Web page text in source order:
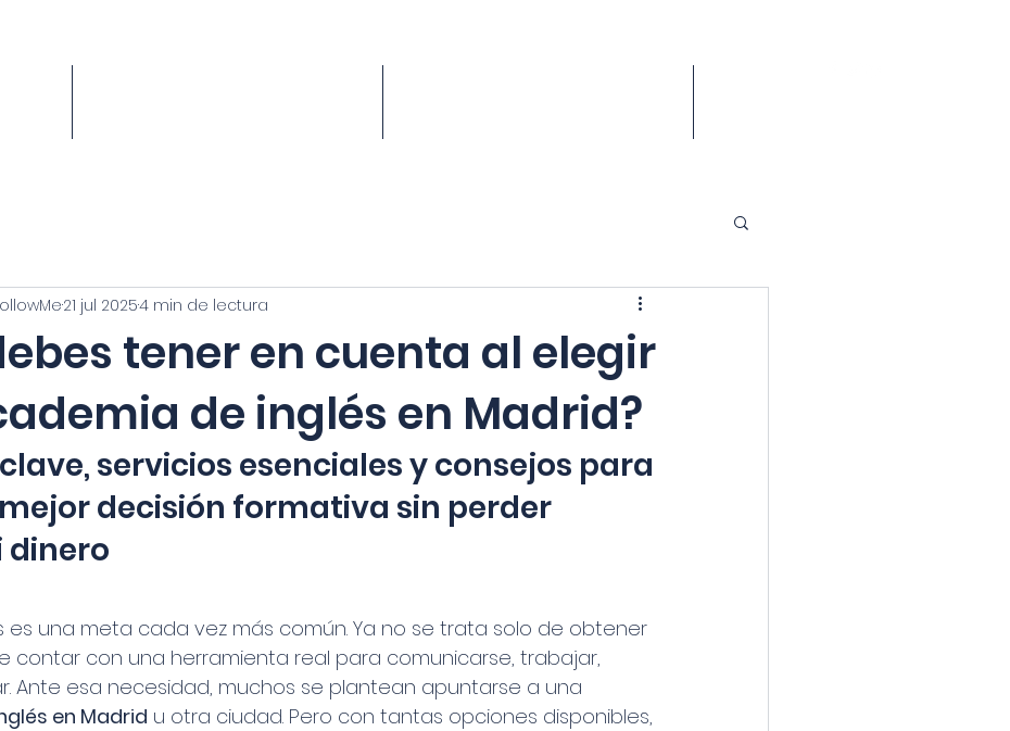
C1
tener en cuenta al elegir
de inglés en Madrid?
21 jul 20254 min de lectura
servicios esenciales y consejos para
decisión formativa sin perder
dinero
es una meta cada vez más común. Ya no se trata solo de obtener
contar con una herramienta real para comunicarse, trabajar,
Ante esa necesidad, muchos se plantean apuntarse a una
en Madrid u otra ciudad. Pero con tantas opciones disponibles,